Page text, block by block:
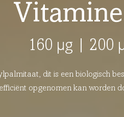
160 µg | 200
dit is een biologisch
opgenomen kan worden